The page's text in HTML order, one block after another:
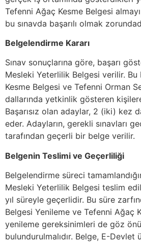
Tefenni Ağaç Kesme Belgesi
bu sınavda başarılı olmak
Belgelendirme Kararı
Sınav sonuçlarına göre, başarı
Mesleki Yeterlilik Belgesi verilir. Bu
Kesme Belgesi ve Tefenni Orman
dallarında yetkinlik gösteren
Başarısız olan adaylar, 2 (iki) kez
eder. Adayların, gerekli sınavları
tarafından geçerli bir belge verilir.
Belgenin Teslimi ve Geçerliliği
Belgelendirme süreci
Mesleki Yeterlilik Belgesi teslim
yıl süreyle geçerlidir. Bu süre
Belgesi Yenileme ve Tefenni Ağaç
yenileme gereksinimleri de göz
bulundurulmalıdır. Belge, E-Devlet